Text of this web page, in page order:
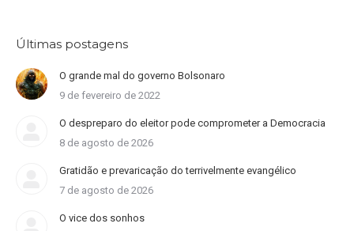
Últimas postagens
O grande mal do governo Bolsonaro
9 de fevereiro de 2022
O despreparo do eleitor pode comprometer a Democracia
8 de agosto de 2026
Gratidão e prevaricação do terrivelmente evangélico
7 de agosto de 2026
O vice dos sonhos